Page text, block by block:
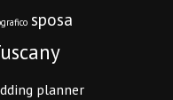
sposa
planner